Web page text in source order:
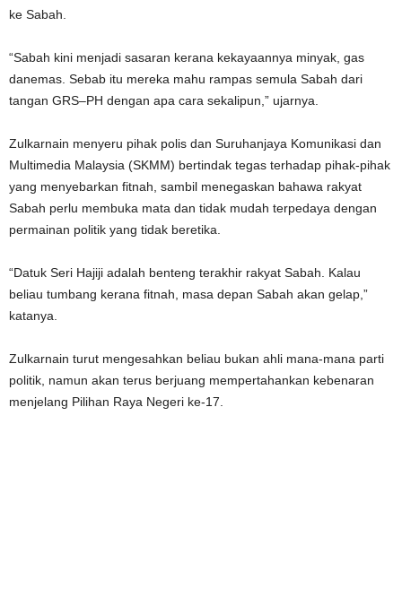
ke Sabah.
“Sabah kini menjadi sasaran kerana kekayaannya minyak, gas
danemas. Sebab itu mereka mahu rampas semula Sabah dari
tangan GRS–PH dengan apa cara sekalipun,” ujarnya.
Zulkarnain menyeru pihak polis dan Suruhanjaya Komunikasi dan
Multimedia Malaysia (SKMM) bertindak tegas terhadap pihak-pihak
yang menyebarkan fitnah, sambil menegaskan bahawa rakyat
Sabah perlu membuka mata dan tidak mudah terpedaya dengan
permainan politik yang tidak beretika.
“Datuk Seri Hajiji adalah benteng terakhir rakyat Sabah. Kalau
beliau tumbang kerana fitnah, masa depan Sabah akan gelap,”
katanya.
Zulkarnain turut mengesahkan beliau bukan ahli mana-mana parti
politik, namun akan terus berjuang mempertahankan kebenaran
menjelang Pilihan Raya Negeri ke-17.